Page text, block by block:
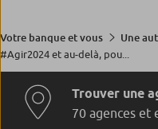
Votre banque et vous
Une
#Agir2024 et au-delà, pou...
Trouver une
70 agences et